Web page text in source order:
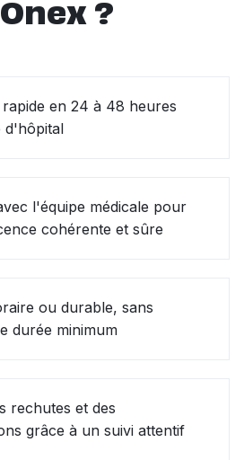
?
en 24 à 48 heures
d'hôpital
l'équipe médicale pour
cohérente et sûre
ou durable, sans
durée minimum
rechutes et des
grâce à un suivi attentif